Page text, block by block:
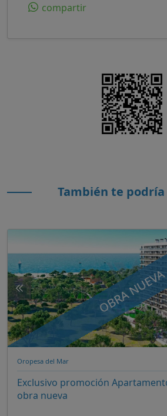
compartir
También te
OBRA NUEVA
Oropesa del Mar
Exclusivo promoción
obra nueva